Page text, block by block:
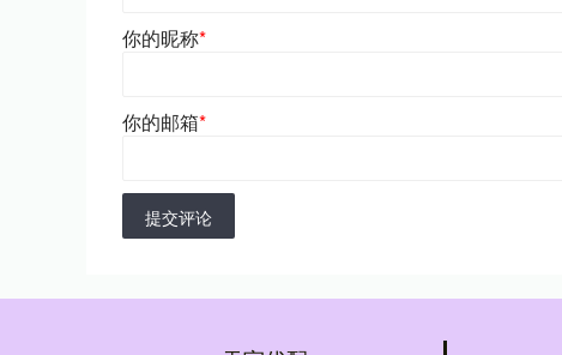
你的昵称*
你的邮箱*
提交评论